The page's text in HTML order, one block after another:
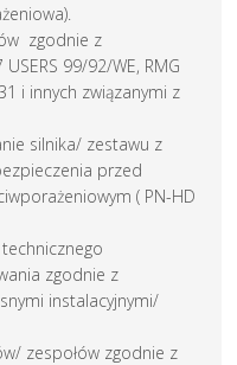
zgodnie z
99/92/WE, RMG
i innych związanymi z
silnika/ zestawu z
przed
( PN-HD
zgodnie z
instalacyjnymi/
zespołów zgodnie z